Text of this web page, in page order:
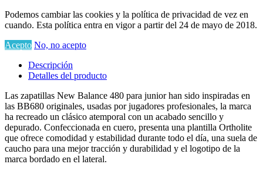
Podemos cambiar las cookies y la política de privacidad de vez en
cuando. Esta política entra en vigor a partir del 24 de mayo de 2018.
Acepto No, no acepto
Descripción
Detalles del producto
Las zapatillas New Balance 480 para junior han sido inspiradas en
las BB680 originales, usadas por jugadores profesionales, la marca
ha recreado un clásico atemporal con un acabado sencillo y
depurado. Confeccionada en cuero, presenta una plantilla Ortholite
que ofrece comodidad y estabilidad durante todo el día, una suela de
caucho para una mejor tracción y durabilidad y el logotipo de la
marca bordado en el lateral.